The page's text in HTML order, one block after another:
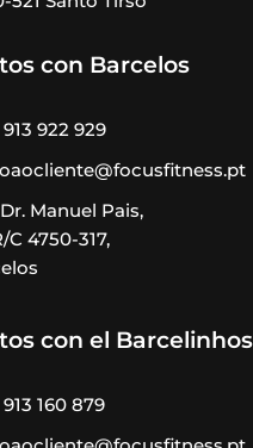
con Barcelos
913 922 929
Manuel Pais,
C 4750-317,
con el Barcelinhos
913 160 879